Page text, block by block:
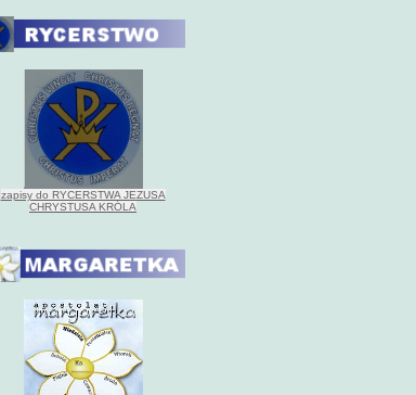
zapisy do RYCERSTWA JEZUSA
CHRYSTUSA KRÓLA